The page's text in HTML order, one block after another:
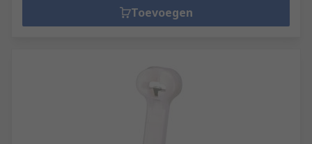
Toevoegen